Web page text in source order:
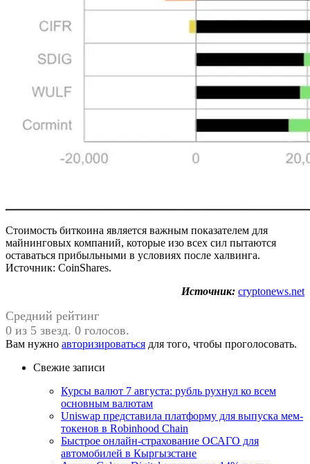
Стоимость биткоина является важным показателем для
майнинговых компаний, которые изо всех сил пытаются
оставаться прибыльными в условиях после халвинга.
Источник: CoinShares.
Источник: cryptonews.net
Средний рейтинг
0 из 5 звезд. 0 голосов.
Вам нужно авторизироваться для того, чтобы проголосовать.
Свежие записи
Курсы валют 7 августа: рубль рухнул ко всем
основным валютам
Uniswap представила платформу для выпуска мем-
токенов в Robinhood Chain
Быстрое онлайн-страхование ОСАГО для
автомобилей в Кыргызстане